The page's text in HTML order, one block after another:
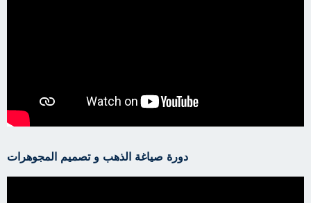
دورة صياغة الذهب و تصميم المجوهرات